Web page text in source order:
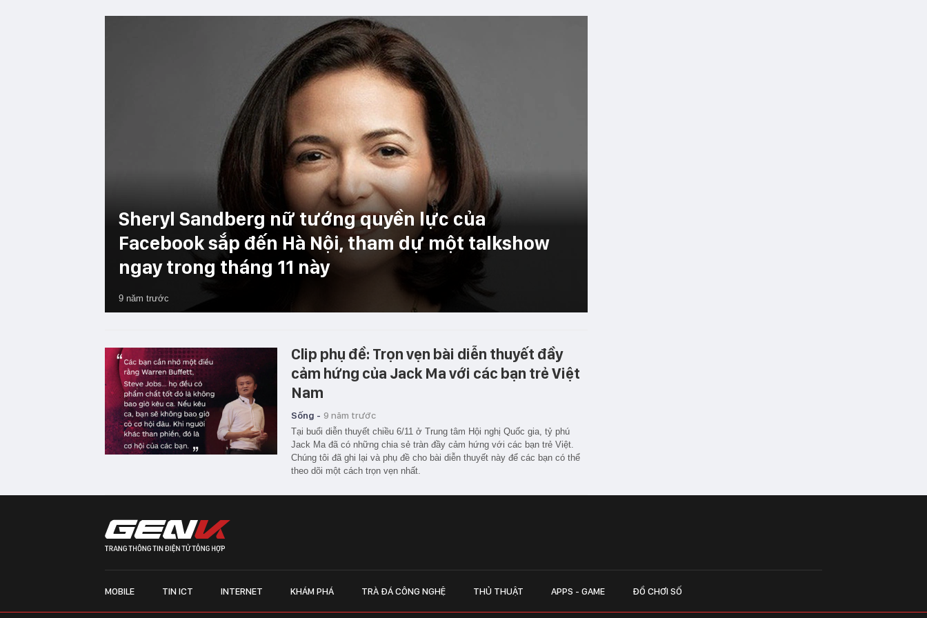
Sheryl Sandberg nữ tướng quyền lực của
Facebook sắp đến Hà Nội, tham dự một talkshow
ngay trong tháng 11 này
9 năm trước
Clip phụ đề: Trọn vẹn bài diễn thuyết đầy
cảm hứng của Jack Ma với các bạn trẻ Việt
Nam
Sống - 9 năm trước
Tại buổi diễn thuyết chiều 6/11 ở Trung tâm Hội nghị Quốc gia, tỷ phú
Jack Ma đã có những chia sẻ tràn đầy cảm hứng với các bạn trẻ Việt.
Chúng tôi đã ghi lại và phụ đề cho bài diễn thuyết này để các bạn có thể
theo dõi một cách trọn vẹn nhất.
MOBILE TIN ICT INTERNET KHÁM PHÁ TRÀ ĐÁ CÔNG NGHỆ THỦ THUẬT APPS - GAME ĐỒ CHƠI SỐ